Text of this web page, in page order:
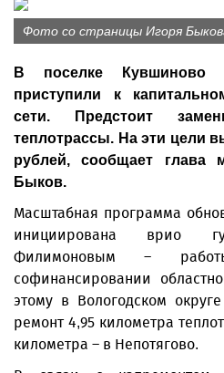
Фото со страницы Игоря
В поселке Кувшиново
приступили к
сети. Предстоит
теплотрассы. На эти цели
рублей, сообщает глава
Быков.
Масштабная программа
инициирована врио
Филимоновым –
софинансировании
этому в Вологодском
ремонт 4,95 километра
километра – в Непотягово.